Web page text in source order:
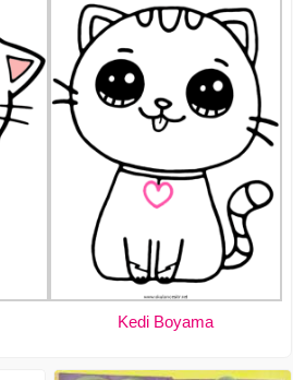
Kedi Boyama